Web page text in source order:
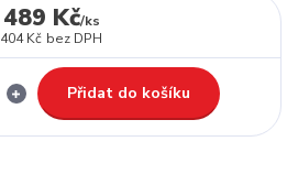
489 Kč/ks
404 Kč bez DPH
Přidat do košíku